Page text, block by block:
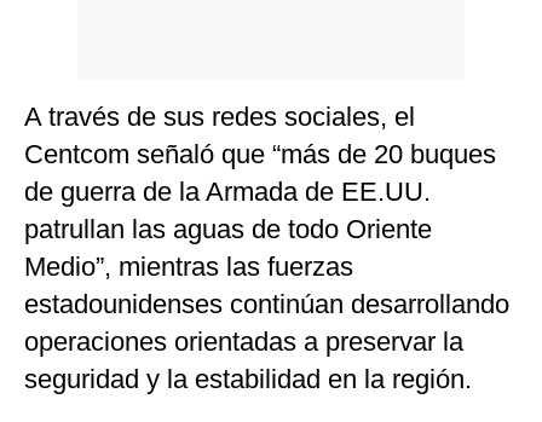
A través de sus redes sociales, el
Centcom señaló que “más de 20 buques
de guerra de la Armada de EE.UU.
patrullan las aguas de todo Oriente
Medio”, mientras las fuerzas
estadounidenses continúan desarrollando
operaciones orientadas a preservar la
seguridad y la estabilidad en la región.